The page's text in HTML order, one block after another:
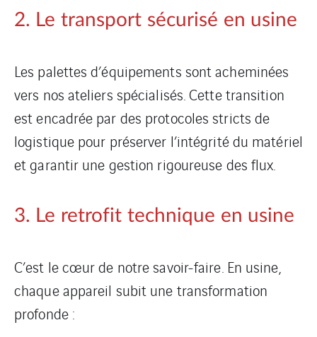
2. Le transport sécurisé en usine
Les palettes d’équipements sont acheminées
vers nos ateliers spécialisés. Cette transition
est encadrée par des protocoles stricts de
logistique pour préserver l’intégrité du matériel
et garantir une gestion rigoureuse des flux.
3. Le retrofit technique en usine
C’est le cœur de notre savoir-faire. En usine,
chaque appareil subit une transformation
profonde :